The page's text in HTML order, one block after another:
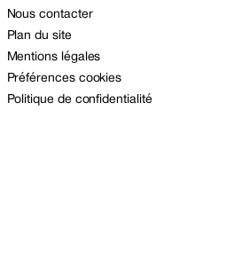
Nous contacter
Plan du site
Mentions légales
Préférences cookies
Politique de confidentialité